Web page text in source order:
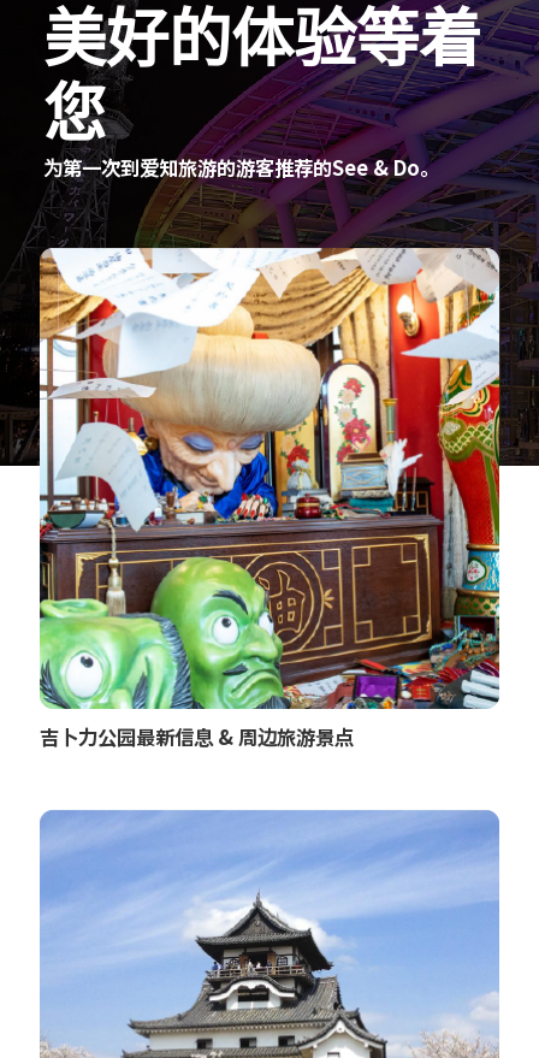
美好的体验等着
您
为第一次到爱知旅游的游客推荐的See & Do。
吉卜力公园最新信息 & 周边旅游景点